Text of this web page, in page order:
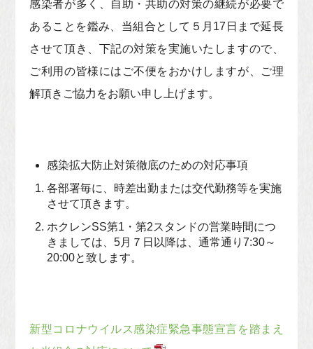
感染者が多く、自助・共助の対策の継続が必要で
あることを鑑み、当組合として５月17日まで延長
させて頂き、下記の対策を実施いたしますので、
ご利用の皆様にはご不便をおかけしますが、ご理
解頂きご協力をお願い申し上げます。
感染拡大防止対策徹底のための対応事項
各部署毎に、時差出勤または交代勤務等を実施
させて頂きます。
ホクレンSS第1・第2スタンドの営業時間につ
きましては、5月７日以降は、通常通り7:30～
20:00と致します。
新型コロナウイルス感染症緊急事態宣言を踏まえ